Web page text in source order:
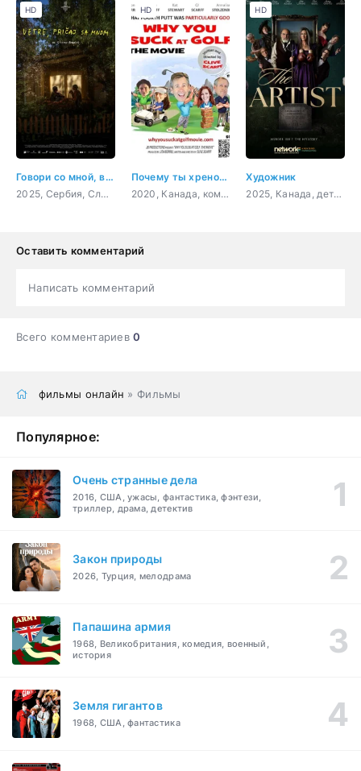
Говори со мной, ветер
2025, Сербия, Словакия, Хорватия, драма
HD
Почему ты хреново играешь в гольф
2020, Канада, комедия
HD
Художник
2025, Канада, детектив
HD
Оставить комментарий
Написать комментарий
Всего комментариев0
фильмы онлайн » Фильмы
Популярное:
Очень странные дела
2016, США, ужасы, фантастика, фэнтези,
триллер, драма, детектив
Закон природы
2026, Турция, мелодрама
Папашина армия
1968, Великобритания, комедия, военный,
история
Земля гигантов
1968, США, фантастика